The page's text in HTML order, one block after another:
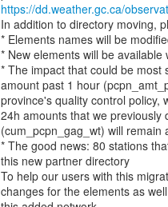
https://dd.weather.gc.ca/
In addition to directory moving,
* Elements names will be
* New elements will be
* The impact that could be most
amount past 1 hour
province's quality control policy,
24h amounts that we previously
(cum_pcpn_gag_wt) will remain
* The good news: 80 stations
this new partner directory
To help our users with this
changes for the elements as